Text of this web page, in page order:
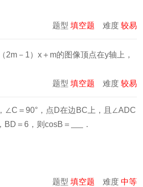
题型 填空题 难度 较易
2m－1）x＋m的图像顶点在y轴上，
题型 填空题 难度 较易
∠C＝90°，点D在边BC上，且∠ADC
BD＝6，则cosB＝
．
题型 填空题 难度 中等